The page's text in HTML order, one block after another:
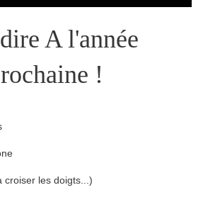
A l'année
!
croiser les doigts...)